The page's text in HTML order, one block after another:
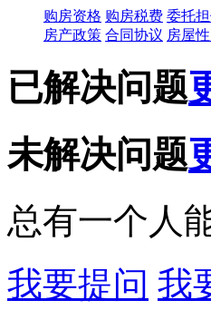
购房资格 购房税费 委托
房产政策 合同协议 房屋
已解决问题
未解决问题
总有一个人
我要提问 我